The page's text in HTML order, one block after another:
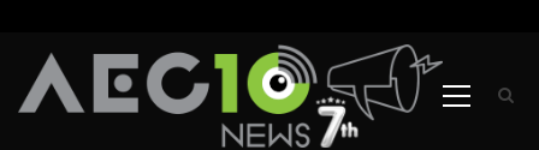
Primary